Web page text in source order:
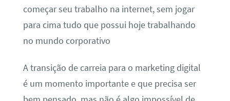
começar seu trabalho na internet, sem jogar
para cima tudo que possui hoje trabalhando
no mundo corporativo
A transição de carreia para o marketing digital
é um momento importante e que precisa ser